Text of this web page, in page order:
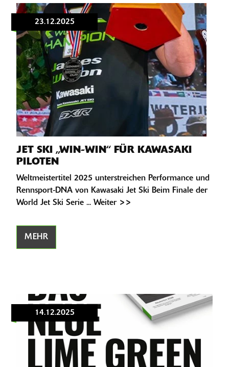
23.12.2025
JET SKI „WIN-WIN“ FÜR KAWASAKI
PILOTEN
Weltmeistertitel 2025 unterstreichen Performance und
Rennsport-DNA von Kawasaki Jet Ski Beim Finale der
World Jet Ski Serie ... Weiter >>
MEHR
14.12.2025